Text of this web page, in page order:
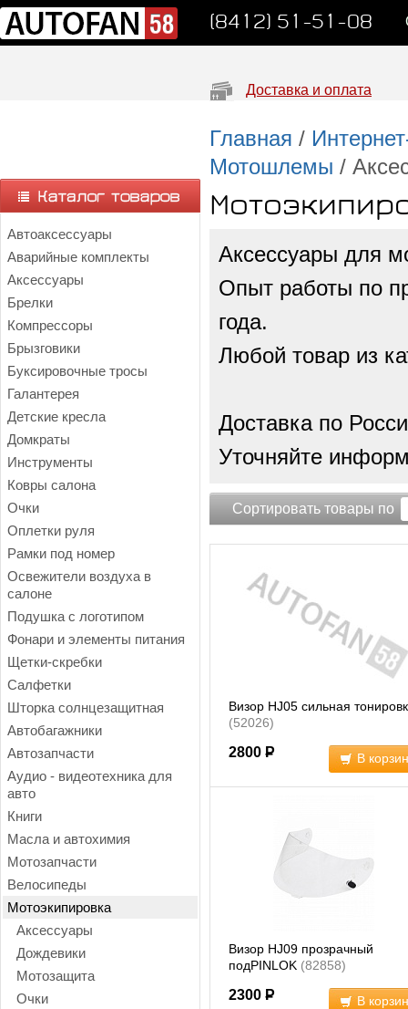
(8412) 51-51-08
Доставка и оплата
Автоаксессуары
Аварийные комплекты
Аксессуары
Брелки
Компрессоры
Брызговики
Буксировочные тросы
Галантерея
Детские кресла
Домкраты
Инструменты
Ковры салона
Очки
Оплетки руля
Рамки под номер
Освежители воздуха в
салоне
Подушка с логотипом
Фонари и элементы питания
Щетки-скребки
Салфетки
Шторка солнцезащитная
Автобагажники
Автозапчасти
Аудио - видеотехника для
авто
Книги
Масла и автохимия
Мотозапчасти
Велосипеды
Мотоэкипировка
Аксессуары
Дождевики
Мотозащита
Очки
Главная /
Мотошлемы /
Аксессуары для
Опыт работы по
года.
Любой товар из
Доставка по
Уточняйте
Сортировать товары по
Визор HJ05 сильная
(52026)
2800 Р В
Визор HJ09 прозрачный
подPINLOK (82858)
2300 Р В